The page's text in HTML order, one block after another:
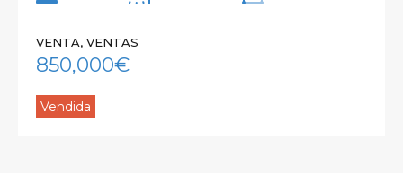
VENTA, VENTAS
850,000€
Vendida